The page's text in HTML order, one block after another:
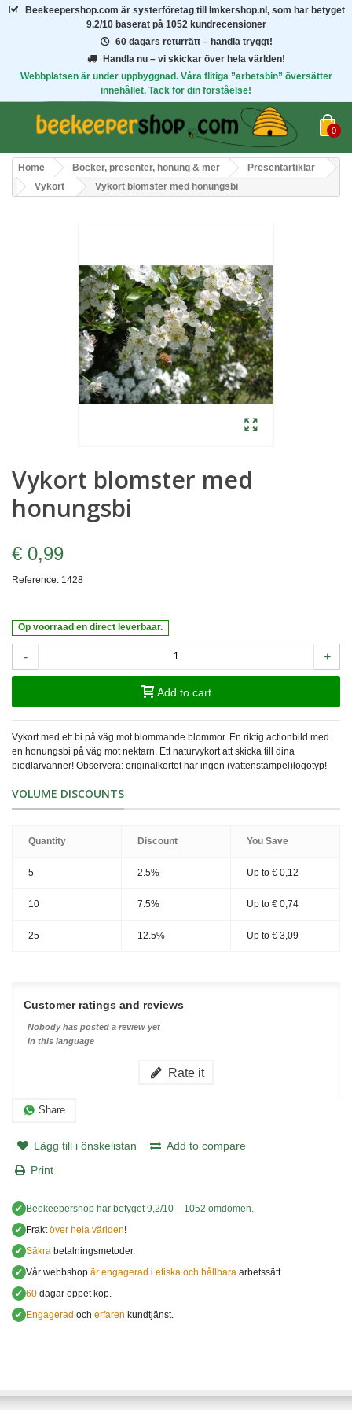
Beekeepershop.com är systerföretag till Imkershop.nl, som har betyget
9,2/10 baserat på 1052 kundrecensioner
60 dagars returrätt – handla tryggt!
Handla nu – vi skickar över hela världen!
Webbplatsen är under uppbyggnad. Våra flitiga ”arbetsbin” översätter
innehållet. Tack för din förståelse!
0
Home Böcker, presenter, honung & mer
Presentartiklar
Vykort
Vykort blomster med honungsbi
Vykort blomster med
honungsbi
€ 0,99
Reference: 1428
Op voorraad en direct leverbaar.
- +
Add to cart
Vykort med ett bi på väg mot blommande blommor. En riktig actionbild med
en honungsbi på väg mot nektarn. Ett naturvykort att skicka till dina
biodlarvänner! Observera: originalkortet har ingen (vattenstämpel)logotyp!
VOLUME DISCOUNTS
Quantity Discount You Save
5 2.5% Up to € 0,12
10 7.5% Up to € 0,74
25 12.5% Up to € 3,09
Customer ratings and reviews
Nobody has posted a review yet
in this language
Rate it
Share
Lägg till i önskelistan
Add to compare
Print
✔ Beekeepershop har betyget 9,2/10 – 1052 omdömen.
✔ Fraktöver hela världen!
✔ Säkra betalningsmetoder.
✔ Vår webbshop är engagerad i etiska och hållbara arbetssätt.
✔ 60 dagar öppet köp.
✔ Engagerad och erfaren kundtjänst.